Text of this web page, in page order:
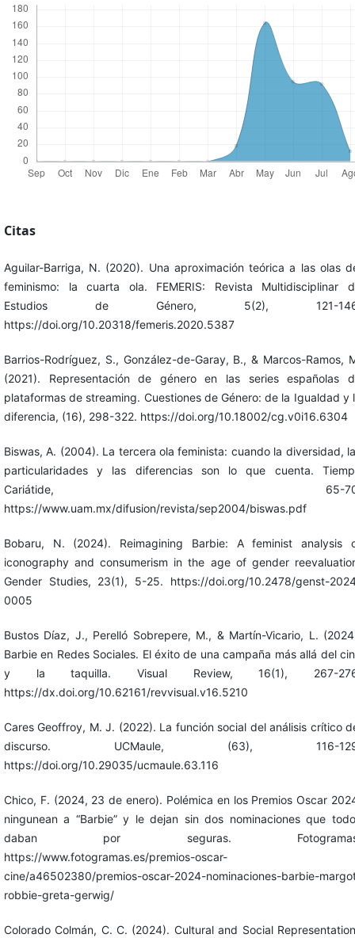
Citas
Aguilar-Barriga, N. (2020). Una aproximación teórica a las olas
feminismo: la cuarta ola. FEMERIS: Revista Multidisciplinar
Estudios de Género, 5(2), 121-
https://doi.org/10.20318/femeris.2020.5387
Barrios-Rodríguez, S., González-de-Garay, B., & Marcos-Ramos,
(2021). Representación de género en las series españolas
plataformas de streaming. Cuestiones de Género: de la Igualdad y
diferencia, (16), 298-322. https://doi.org/10.18002/cg.v0i16.6304
Biswas, A. (2004). La tercera ola feminista: cuando la diversidad,
particularidades y las diferencias son lo que cuenta.
Cariátide, 65-
https://www.uam.mx/difusion/revista/sep2004/biswas.pdf
Bobaru, N. (2024). Reimagining Barbie: A feminist analysis
iconography and consumerism in the age of gender
Gender Studies, 23(1), 5-25. https://doi.org/10.2478/genst-
0005
Bustos Díaz, J., Perelló Sobrepere, M., & Martín-Vicario, L.
Barbie en Redes Sociales. El éxito de una campaña más allá del
y la taquilla. Visual Review, 16(1), 267-
https://dx.doi.org/10.62161/revvisual.v16.5210
Cares Geoffroy, M. J. (2022). La función social del análisis crítico
discurso. UCMaule, (63), 116-
https://doi.org/10.29035/ucmaule.63.116
Chico, F. (2024, 23 de enero). Polémica en los Premios Oscar
ningunean a “Barbie” y le dejan sin dos nominaciones que
daban por seguras.
https://www.fotogramas.es/premios-oscar-
cine/a46502380/premios-oscar-2024-nominaciones-barbie-
robbie-greta-gerwig/
Colorado Colmán, C. C. (2024). Cultural and Social